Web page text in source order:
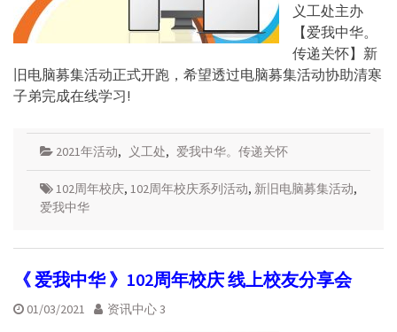
义工处主办
【爱我中华。
传递关怀】新
旧电脑募集活动正式开跑，希望透过电脑募集活动协助清寒
子弟完成在线学习!
2021年活动, 义工处, 爱我中华。传递关怀
102周年校庆, 102周年校庆系列活动, 新旧电脑募集活动,
爱我中华
《 爱我中华 》102周年校庆 线上校友分享会
01/03/2021 资讯中心 3